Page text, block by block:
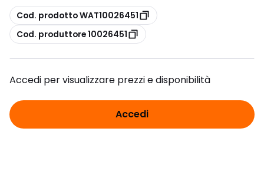
copia
Cod. prodotto WAT10026451
copia
Cod. produttore 10026451
Accedi per visualizzare prezzi e disponibilità
Accedi